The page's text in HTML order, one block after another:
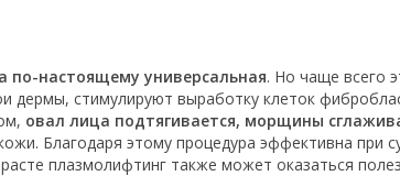
по-настоящему универсальная. Но чаще всего
дермы, стимулируют выработку клеток
овал лица подтягивается, морщины
Благодаря этому процедура эффективна при
плазмолифтинг также может оказаться